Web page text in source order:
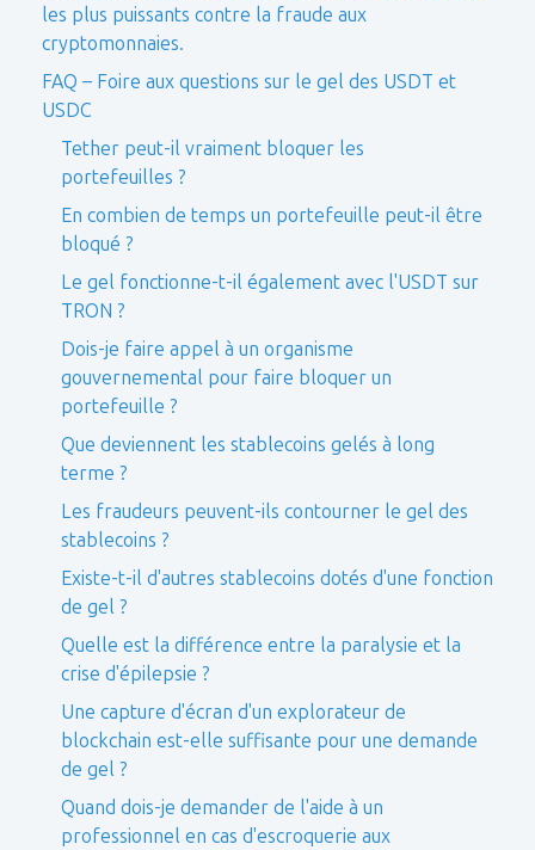
les plus puissants contre la fraude aux
cryptomonnaies.
FAQ – Foire aux questions sur le gel des USDT et
USDC
Tether peut-il vraiment bloquer les
portefeuilles ?
En combien de temps un portefeuille peut-il être
bloqué ?
Le gel fonctionne-t-il également avec l'USDT sur
TRON ?
Dois-je faire appel à un organisme
gouvernemental pour faire bloquer un
portefeuille ?
Que deviennent les stablecoins gelés à long
terme ?
Les fraudeurs peuvent-ils contourner le gel des
stablecoins ?
Existe-t-il d'autres stablecoins dotés d'une fonction
de gel ?
Quelle est la différence entre la paralysie et la
crise d'épilepsie ?
Une capture d'écran d'un explorateur de
blockchain est-elle suffisante pour une demande
de gel ?
Quand dois-je demander de l'aide à un
professionnel en cas d'escroquerie aux